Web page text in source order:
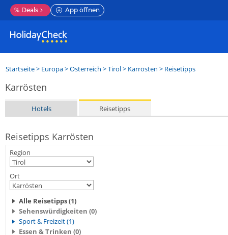
% Deals App öffnen
Startseite> Europa>Österreich >Tirol> Karrösten > Reisetipps
Karrösten
Hotels Reisetipps
Reisetipps Karrösten
Region
Ort
Alle Reisetipps (1)
Sehenswürdigkeiten (0)
Sport & Freizeit (1)
Essen & Trinken (0)